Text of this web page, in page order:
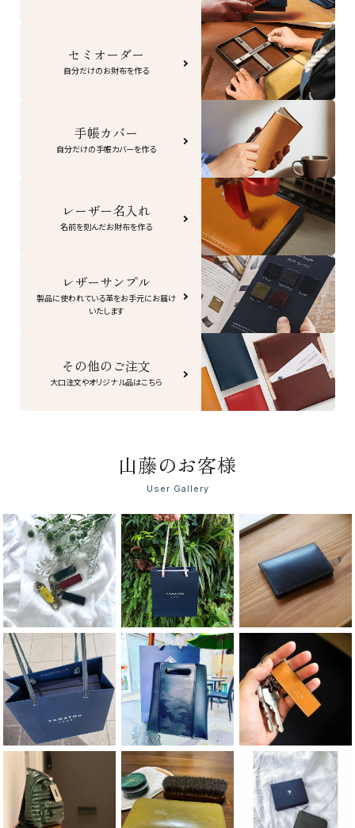
セミオーダー
自分だけのお財布を作る
手帳カバー
自分だけの手帳カバーを作る
レーザー名入れ
名前を刻んだお財布を作る
レザーサンプル
製品に使われている革をお手元にお届け
いたします
その他のご注文
大口注文やオリジナル品はこちら
山藤のお客様
User Gallery